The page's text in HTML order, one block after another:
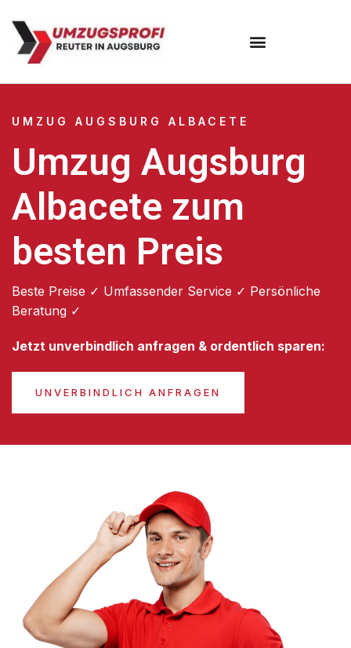
UMZUG AUGSBURG ALBACETE
Umzug Augsburg
Albacete zum
besten Preis
Beste Preise ✓ Umfassender Service ✓ Persönliche
Beratung ✓
Jetzt unverbindlich anfragen & ordentlich sparen:
UNVERBINDLICH ANFRAGEN